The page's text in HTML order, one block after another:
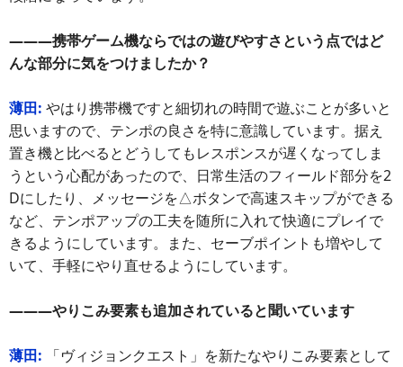
―――携帯ゲーム機ならではの遊びやすさという点ではど
んな部分に気をつけましたか？
薄田: やはり携帯機ですと細切れの時間で遊ぶことが多いと
思いますので、テンポの良さを特に意識しています。据え
置き機と比べるとどうしてもレスポンスが遅くなってしま
うという心配があったので、日常生活のフィールド部分を2
Dにしたり、メッセージを△ボタンで高速スキップができる
など、テンポアップの工夫を随所に入れて快適にプレイで
きるようにしています。また、セーブポイントも増やして
いて、手軽にやり直せるようにしています。
―――やりこみ要素も追加されていると聞いています
薄田: 「ヴィジョンクエスト」を新たなやりこみ要素として